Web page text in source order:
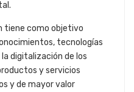
tiene como objetivo
tecnologías
digitalización de los
y servicios
y de mayor valor